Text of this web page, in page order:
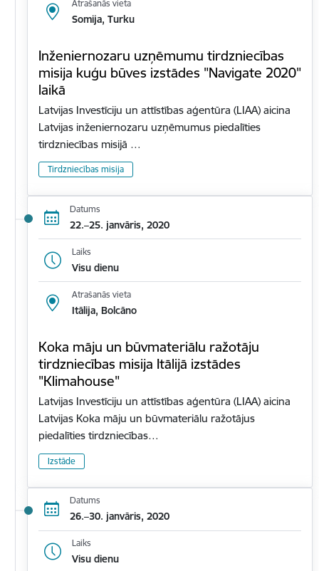
Atrašanās vieta
Somija, Turku
Inženiernozaru uzņēmumu tirdzniecības
misija kuģu būves izstādes "Navigate 2020"
laikā
Latvijas Investīciju un attīstības aģentūra (LIAA) aicina
Latvijas inženiernozaru uzņēmumus piedalīties
tirdzniecības misijā …
Tirdzniecības misija
Datums
22.–25. janvāris, 2020
Laiks
Visu dienu
Atrašanās vieta
Itālija, Bolcāno
Koka māju un būvmateriālu ražotāju
tirdzniecības misija Itālijā izstādes
"Klimahouse"
Latvijas Investīciju un attīstības aģentūra (LIAA) aicina
Latvijas Koka māju un būvmateriālu ražotājus
piedalīties tirdzniecības…
Izstāde
Datums
26.–30. janvāris, 2020
Laiks
Visu dienu